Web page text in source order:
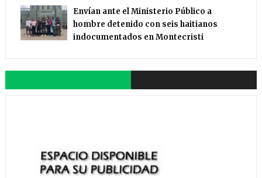
Envían ante el Ministerio Público a
hombre detenido con seis haitianos
indocumentados en Montecristi